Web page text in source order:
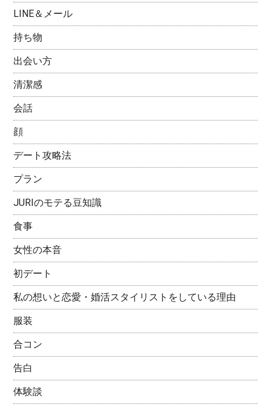
LINE＆メール
持ち物
出会い方
清潔感
会話
顔
デート攻略法
プラン
JURIのモテる豆知識
食事
女性の本音
初デート
私の想いと恋愛・婚活スタイリストをしている理由
服装
合コン
告白
体験談